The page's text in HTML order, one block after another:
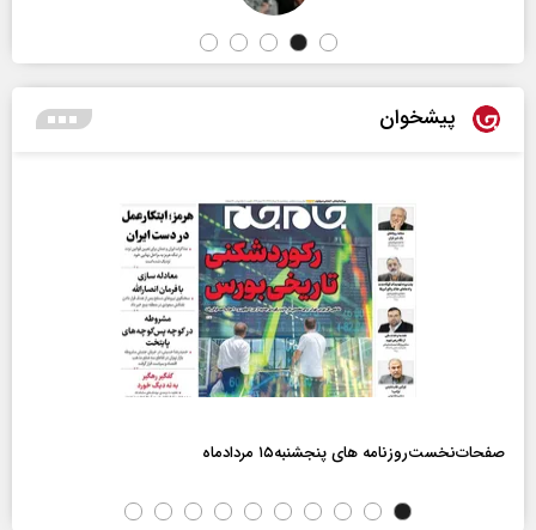
پیشخوان
صفحات‌نخست‌روزنامه ها‌ی پنجشنبه‌۱۵ مردادماه